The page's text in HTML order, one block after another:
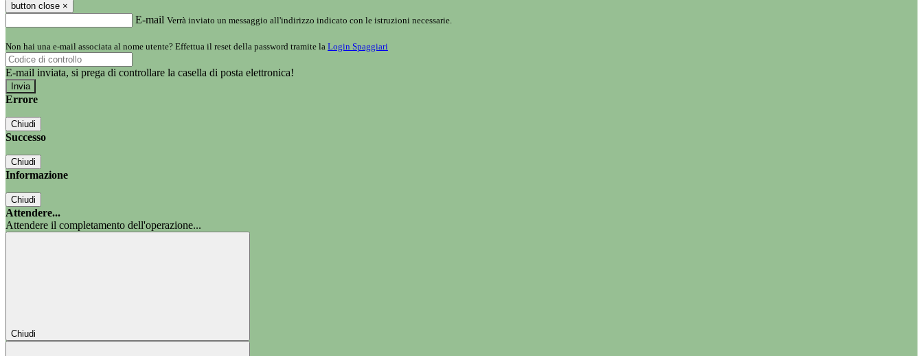
button close ×
E-mail Verrà inviato un messaggio all'indirizzo indicato con le istruzioni necessarie.
Non hai una e-mail associata al nome utente? Effettua il reset della password tramite la Login Spaggiari
E-mail inviata, si prega di controllare la casella di posta elettronica!
Errore
Chiudi
Successo
Chiudi
Informazione
Chiudi
Attendere...
Attendere il completamento dell'operazione...
Chiudi